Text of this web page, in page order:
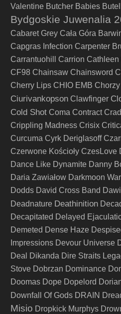
Valentine Butcher Babies
Bydgoskie Juwenalia
Cabaret Grey Cała Góra
Capgras Infection Carpenter
Carrantuohill
Carrion Cathleen
CF98 Chainsaw Chainsword
Cherry Lips CHIO EMB Chorzy
Ciurivankopson Clawfinger
Cold Shot Coma Contract
Crippling Madness Crisix
Curcuma Cyrk Deriglasoff
Czerwone Kościoły CzesLove
Dance Like Dynamite Danny
Daria Zawiałow Darkmoon
Dodds David Cross Band
Deadnature Deathinition
Decapitated Delayed
Demeted Dense Haze
Impressions Devour Universe
Deal
Dikanda Dire Straits
Stove Dobrzan Dominance
Doomas Dope Dopelord
Downfall Of Gods DRAIN
Misio Dropkick Murphys